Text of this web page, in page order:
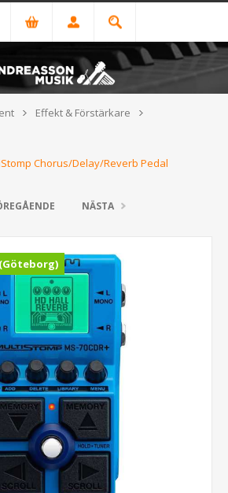
Effekt & Förstärkare
Chorus/Delay/Reverb Pedal
NÄSTA